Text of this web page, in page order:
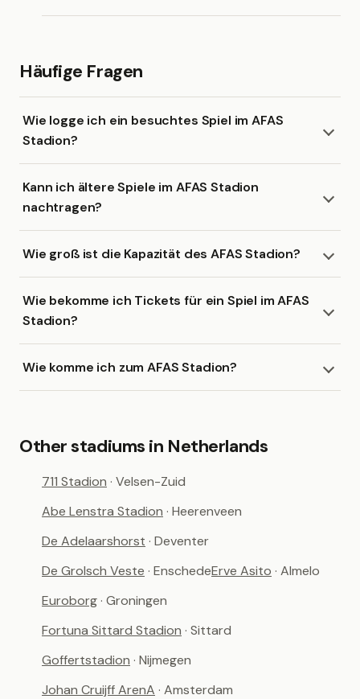
Häufige Fragen
Wie logge ich ein besuchtes Spiel im AFAS
Stadion?
Kann ich ältere Spiele im AFAS Stadion
nachtragen?
Wie groß ist die Kapazität des AFAS Stadion?
Wie bekomme ich Tickets für ein Spiel im AFAS
Stadion?
Wie komme ich zum AFAS Stadion?
Other stadiums in Netherlands
711 Stadion · Velsen-Zuid
Abe Lenstra Stadion · Heerenveen
De Adelaarshorst · Deventer
De Grolsch Veste · EnschedeErve Asito · Almelo
Euroborg· Groningen
Fortuna Sittard Stadion · Sittard
Goffertstadion · Nijmegen
Johan Cruijff ArenA · Amsterdam